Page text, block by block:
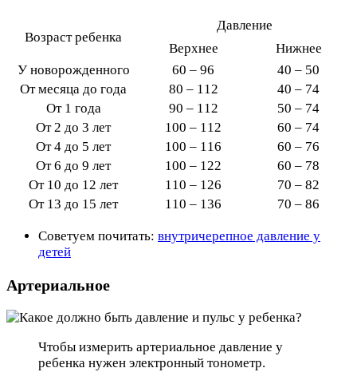
Возраст ребенка
Давление
Верхнее
Нижнее
У новорожденного
60 – 96
40 – 50
От месяца до года
80 – 112
40 – 74
От 1 года
90 – 112
50 – 74
От 2 до 3 лет
100 – 112
60 – 74
От 4 до 5 лет
100 – 116
60 – 76
От 6 до 9 лет
100 – 122
60 – 78
От 10 до 12 лет
110 – 126
70 – 82
От 13 до 15 лет
110 – 136 70 – 86
Советуем почитать: внутричерепное давление у
детей
Артериальное
Чтобы измерить артериальное давление у
ребенка нужен электронный тонометр.